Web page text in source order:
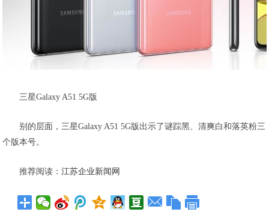
三星Galaxy A51 5G版
别的层面，三星Galaxy A51 5G版出示了谜踪黑、清爽白和落英粉三
个版本号。
推荐阅读：江苏企业新闻网